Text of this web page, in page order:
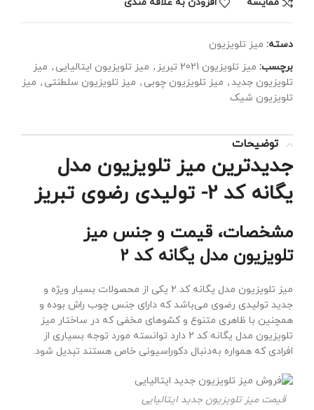
دسته: میز تلویزیون
برچسب: میز تلویزیون 2021 تبریز , میز تلویزیون ایتالیایی , میز
تلویزیون جدید, میز تلویزیون چوبی , میز تلویزیون سلطنتی , میز
تلویزیون شیک
توضیحات
جدیدترین میز تلویزیون مدل
یگانه کد 2- تولیدی رضوی تبریز
مشخصات، قیمت و جنس میز
تلویزیون مدل یگانه کد 2
میز تلویزیون مدل یگانه کد 2 یکی از محصولات بسیار ویژه و
جدید تولیدی رضوی می‌باشد که دارای جنس چوب راش بوده و
همچنین با ظاهری متنوع و کشوهای مخفی که در ساختار میز
تلویزیون مدل یگانه کد 2 دارد توانسته مورد توجه بسیاری از
افرادی که همواره به‌دنبال دکوراسیونی خاص هستند تبدیل شود.
قیمت میز تلویزیون جدید ایتالیایی